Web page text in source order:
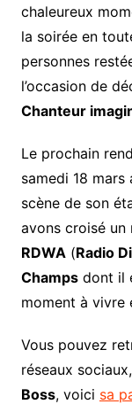
chaleureux
la soirée en
personnes
l’occasion de
Chanteur
Le prochain
samedi 18 mars
scène de son
avons croisé un
RDWA (Radio
Champsdont il
moment à vivre
Vous pouvez
réseaux sociaux,
Boss, voici sa